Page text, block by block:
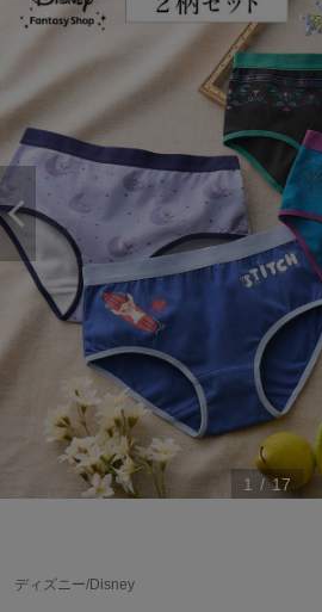
1 / 17
ディズニー/Disney